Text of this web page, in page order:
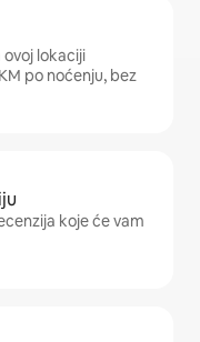
lokaciji
po noćenju, bez
koje će vam